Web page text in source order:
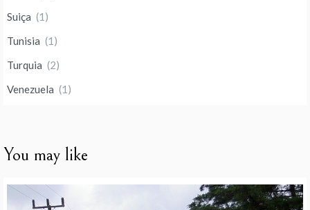
Suiça (1)
Tunisia (1)
Turquia (2)
Venezuela (1)
You may like